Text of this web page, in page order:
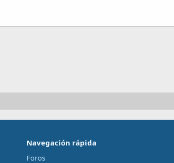
‎Navegación rápida‎
Foros